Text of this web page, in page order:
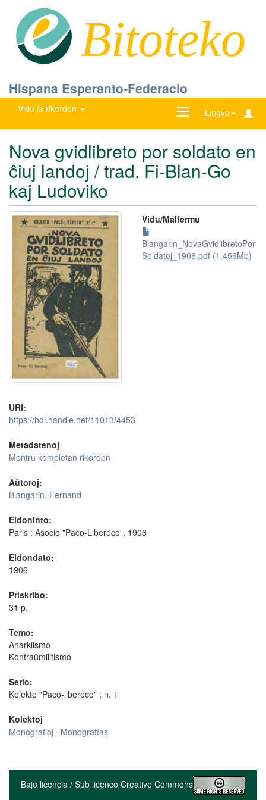
Bitoteko
Hispana Esperanto-Federacio
Vidu la rikordon Lingvo
Ŝanĝu
Nova gvidlibreto por soldato en
ĉiuj landoj / trad. Fi-Blan-Go
kaj Ludoviko
Vidu/Malfermu
Blangarin_NovaGvidlibretoPor
Soldatoj_1906.pdf (1.456Mb)
URI:
https://hdl.handle.net/11013/4453
Metadatenoj
Montru kompletan rikordon
Aŭtoroj:
Blangarin, Fernand
Eldoninto:
Paris : Asocio "Paco-Libereco", 1906
Eldondato:
1906
Priskribo:
31 p.
Temo:
Anarkiismo
Kontraŭmilitismo
Serio:
Kolekto "Paco-libereco" ; n. 1
Kolektoj
Monografioj · Monografías
Bajo licencia / Sub licenco Creative Commons